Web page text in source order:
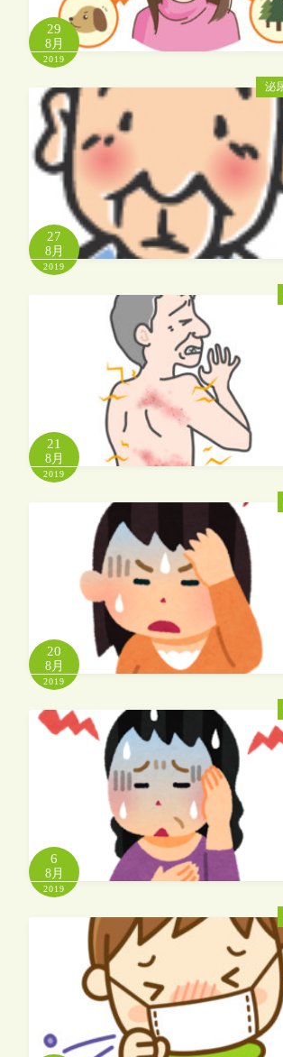
29
8月
2019
泌
27
8月
2019
21
8月
2019
20
8月
2019
6
8月
2019